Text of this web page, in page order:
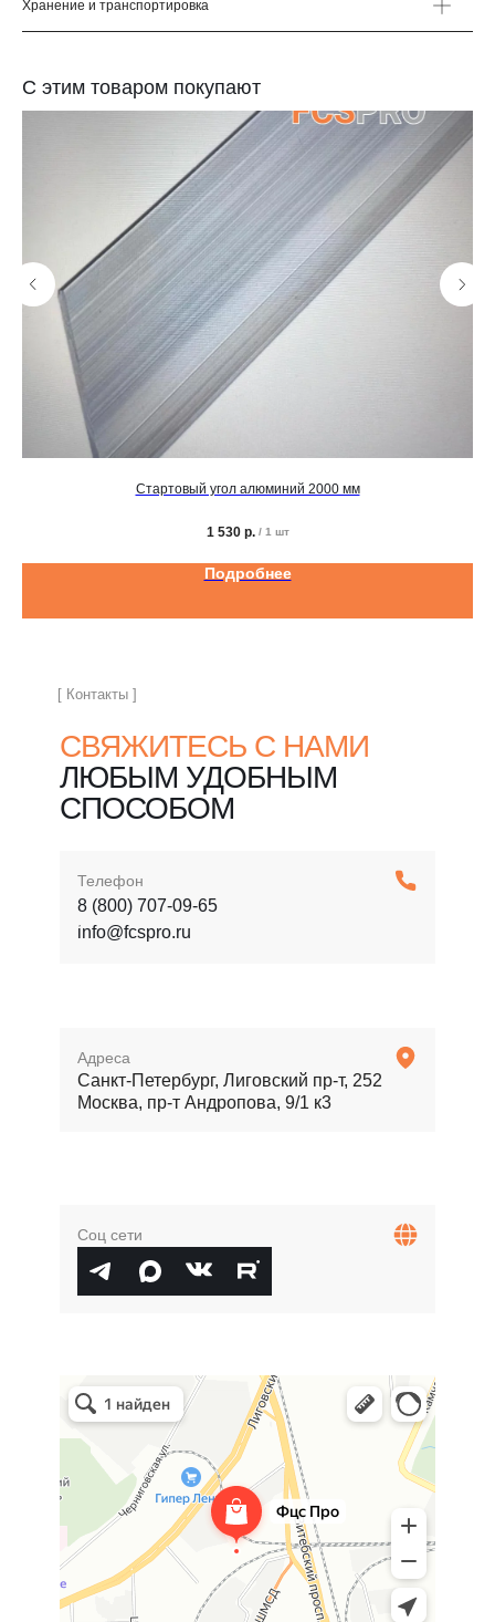
Хранение и транспортировка
С этим товаром покупают
Стартовый угол алюминий 2000 мм
1 530 р. / 1 шт
Подробнее
Соц сети
Адреса
Санкт-Петербург, Лиговский пр-т, 252
Москва, пр-т Андропова, 9/1 к3
Телефон
8 (800) 707-09-65
info@fcspro.ru
СВЯЖИТЕСЬ С НАМИ
ЛЮБЫМ УДОБНЫМ
СПОСОБОМ
[ Контакты ]